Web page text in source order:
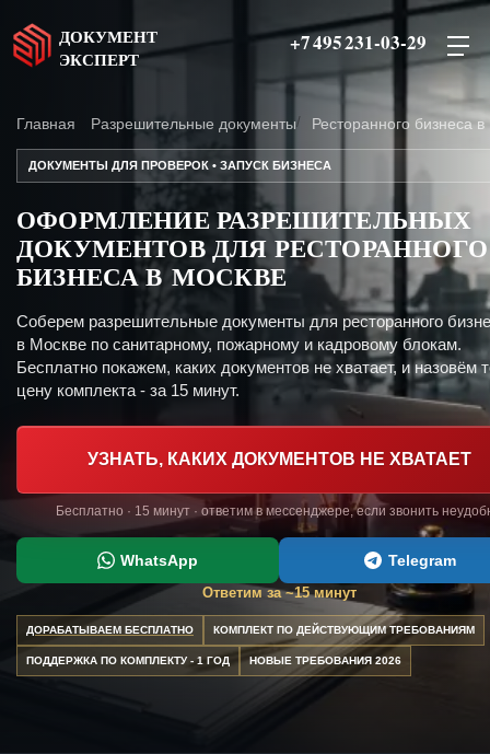
ДОКУМЕНТ
ЭКСПЕРТ
+7 495 231-03-29
Главная Разрешительные документы Ресторанного бизнеса
ДОКУМЕНТЫ ДЛЯ ПРОВЕРОК • ЗАПУСК БИЗНЕСА
ОФОРМЛЕНИЕ РАЗРЕШИТЕЛЬНЫХ
ДОКУМЕНТОВ ДЛЯ РЕСТОРАННОГО
БИЗНЕСА В МОСКВЕ
Соберем разрешительные документы для ресторанного
в Москве по санитарному, пожарному и кадровому блокам.
Бесплатно покажем, каких документов не хватает, и назовём
цену комплекта - за 15 минут.
УЗНАТЬ, КАКИХ ДОКУМЕНТОВ НЕ ХВАТАЕТ
Бесплатно · 15 минут · ответим в мессенджере, если звонить
WhatsApp Telegram
Ответим за ~15 минут
ДОРАБАТЫВАЕМ БЕСПЛАТНО КОМПЛЕКТ ПО ДЕЙСТВУЮЩИМ ТРЕБОВАНИЯМ
ПОДДЕРЖКА ПО КОМПЛЕКТУ - 1 ГОД НОВЫЕ ТРЕБОВАНИЯ 2026